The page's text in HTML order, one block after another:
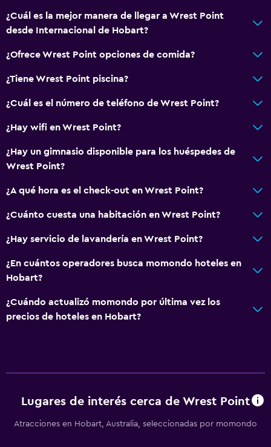
¿Cuál es la mejor manera de llegar a Wrest Point
desde Internacional de Hobart?
¿Ofrece Wrest Point opciones de comida?
¿Tiene Wrest Point piscina?
¿Cuál es el número de teléfono de Wrest Point?
¿Hay wifi en Wrest Point?
¿Hay un gimnasio disponible para los huéspedes de
Wrest Point?
¿A qué hora es el check-out en Wrest Point?
¿Cuánto cuesta una habitación en Wrest Point?
¿Hay servicio de lavandería en Wrest Point?
¿En cuántos operadores busca momondo hoteles en
Hobart?
¿Cuándo actualizó momondo por última vez los
precios de hoteles en Hobart?
Lugares de interés cerca de Wrest Point
Atracciones en Hobart, Australia, seleccionadas por momondo